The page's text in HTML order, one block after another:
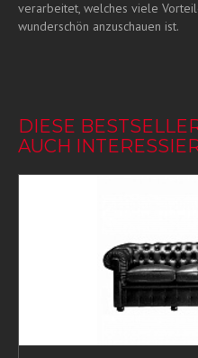
verarbeitet, welches viele
wunderschön anzuschauen ist.
DIESE
AUCH